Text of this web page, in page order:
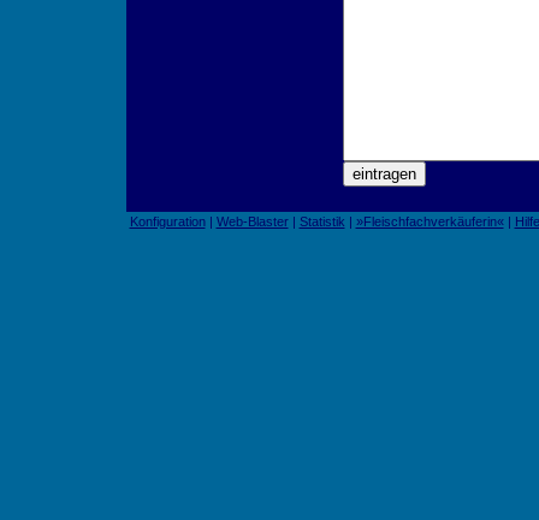
Konfiguration| Web-Blaster| Statistik | »Fleischfachverkäuferin«| Hilfe